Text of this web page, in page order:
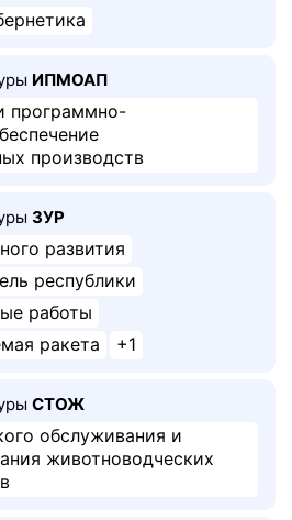
ИПМОАП
программно-
производств
ЗУР
развития
республики
работы
ракета
+1
СТОЖ
обслуживания и
животноводческих